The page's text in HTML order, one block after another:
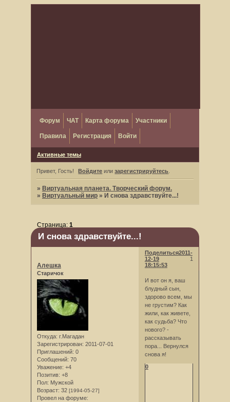
Форум ЧАТ Карта форума Участники
Правила Регистрация Войти
Активные темы
Привет, Гость! Войдите илизарегистрируйтесь
» Виртуальная планета. Творческий форум.
» Виртуальный мир » И снова здравствуйте...!
И снова здравствуйте...!
Страница: 1
Поделиться
1
2011-
12-19
18:15:53
Алешка
Старичок
Откуда: г.Магадан
Зарегистрирован: 2011-07-01
Приглашений: 0
Сообщений: 70
Уважение: +4
Позитив: +8
Пол: Мужской
Возраст: 32 [1994-05-27]
Провел на форуме:
И вот он я, ваш
блудный сын,
здорово всем, мы
не грустим? Как
жили, как живете,
как судьба? Что
нового? -
рассказывать
пора... Вернулся
снова я!
0